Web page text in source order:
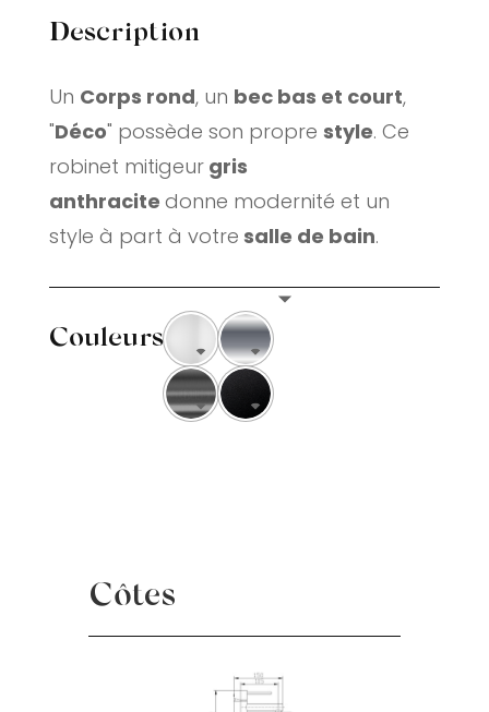
Description
Un Corps rond, un bec bas et court,
"Déco" possède son propre style. Ce
robinet mitigeurgris
anthracite donne modernité et un
style à part à votre salle de bain.
Couleurs
Côtes